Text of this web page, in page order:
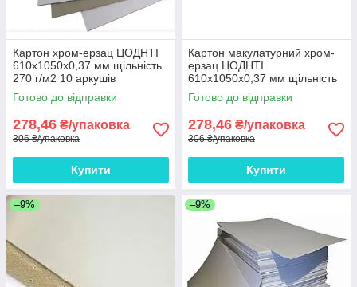
Картон хром-ерзац ЦОДНТІ
610x1050x0,37 мм щільність
270 г/м2 10 аркушів
Готово до відправки
278,46 ₴/упаковка
306 ₴/упаковка
Купити
Картон макулатурний хром-
ерзац ЦОДНТІ
610x1050x0,37 мм щільність
270 г/м2 10 аркушів
Готово до відправки
278,46 ₴/упаковка
306 ₴/упаковка
Купити
–9% –9%